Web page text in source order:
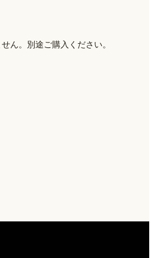
ん。別途ご購入ください。